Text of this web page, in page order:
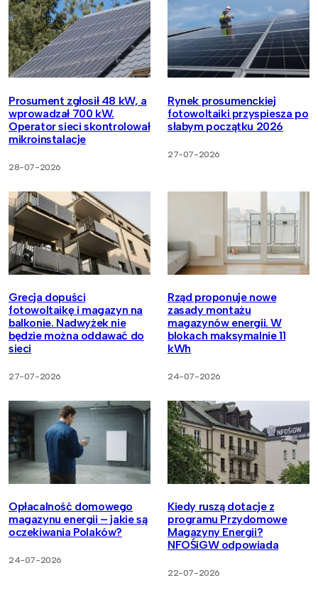
Prosument zgłosił 48 kW, a
wprowadzał 700 kW.
Operator sieci skontrolował
mikroinstalacje
28-07-2026
Rynek prosumenckiej
fotowoltaiki przyspiesza po
słabym początku 2026
27-07-2026
Grecja dopuści
fotowoltaikę i magazyn na
balkonie. Nadwyżek nie
będzie można oddawać do
sieci
27-07-2026
Rząd proponuje nowe
zasady montażu
magazynów energii. W
blokach maksymalnie 11
kWh
24-07-2026
Opłacalność domowego
magazynu energii – jakie są
oczekiwania Polaków?
24-07-2026
Kiedy ruszą dotacje z
programu Przydomowe
Magazyny Energii?
NFOŚiGW odpowiada
22-07-2026